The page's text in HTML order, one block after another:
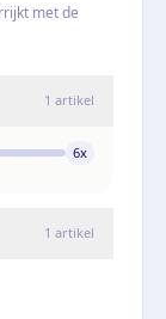
met de
1 artikel
6x
1 artikel